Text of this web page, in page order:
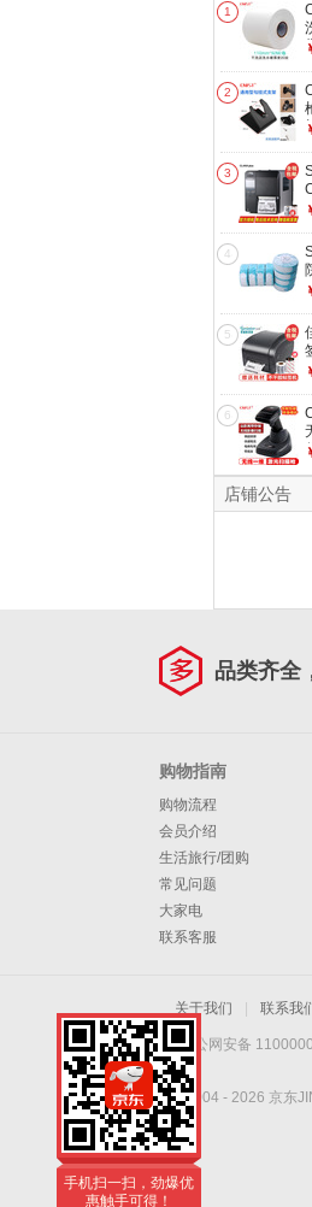
1
2
3
4
5
6
店铺公告
品类齐全
购物指南
购物流程
会员介绍
生活旅行/团购
常见问题
大家电
联系客服
关于我们 联系我
京公网安备
Copyright © 2004 - 2026 京东
手机扫一扫，劲爆优
惠触手可得！
手机扫一扫，劲爆优
惠触手可得！